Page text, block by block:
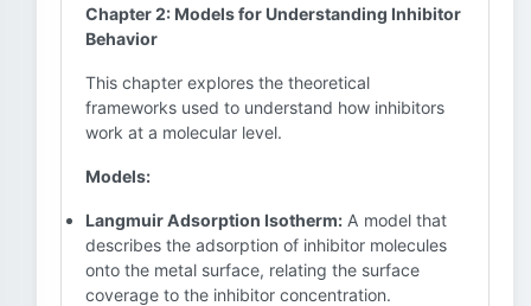
Chapter 2: Models for Understanding Inhibitor
Behavior
This chapter explores the theoretical
frameworks used to understand how inhibitors
work at a molecular level.
Models:
Langmuir Adsorption Isotherm: A model that
describes the adsorption of inhibitor molecules
onto the metal surface, relating the surface
coverage to the inhibitor concentration.